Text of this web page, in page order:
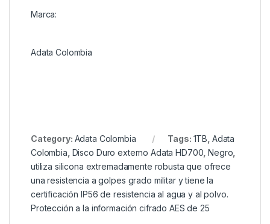
Marca:
Adata Colombia
Category: Adata Colombia Tags: 1TB Adata
Colombia Disco Duro externo Adata HD700 ,Negro
utiliza silicona extremadamente robusta que ofrece
una resistencia a golpes grado militar y tiene la
certificación IP56 de resistencia al agua y al polvo.
Protección a la información cifrado AES de 25